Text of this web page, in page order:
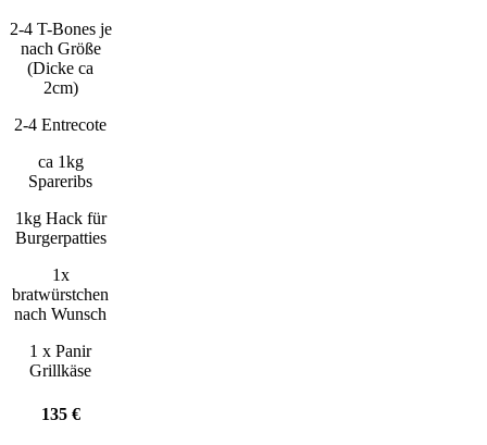
2-4 T-Bones je
nach Größe
(Dicke ca
2cm)
2-4 Entrecote
ca 1kg
Spareribs
1kg Hack für
Burgerpatties
1x
bratwürstchen
nach Wunsch
1 x Panir
Grillkäse
135 €